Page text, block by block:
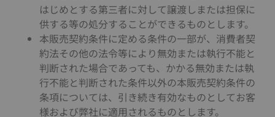
はじめとする第三者に対して譲渡しまたは担保に
供する等の処分することができるものとします。
本販売契約条件に定める条件の一部が、消費者契
約法その他の法令等により無効または執行不能と
判断された場合であっても、かかる無効または執
行不能と判断された条件以外の本販売契約条件の
条項については、引き続き有効なものとしてお客
様および弊社に適用されるものとします。